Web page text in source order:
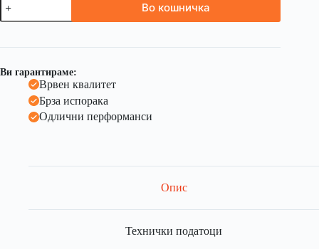
Во кошничка
Ви гарантираме:
Врвен квалитет
Брза испорака
Одлични перформанси
Опис
Технички податоци